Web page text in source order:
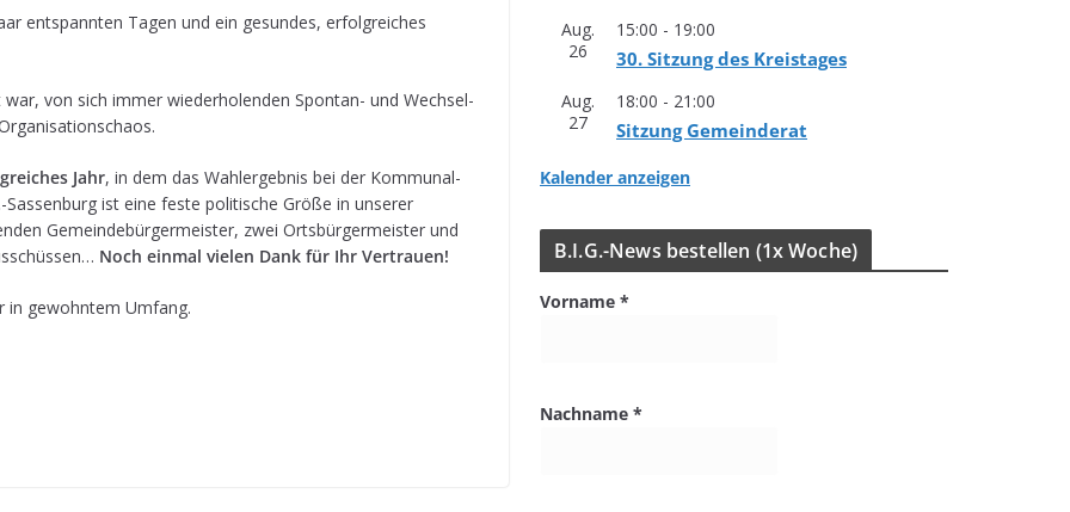
ent­spann­ten Tagen und ein gesun­des, erfolg­rei­ches
von sich immer wie­der­ho­len­den Spon­tan- und Wech­sel­
Jahr, in dem das Wahl­er­geb­nis bei der Kom­mu­nal­
ist eine feste poli­ti­sche Größe in unse­rer
Gemein­de­bür­ger­meis­ter, zwei Orts­bür­ger­meis­ter und
Noch ein­mal vie­len Dank für Ihr Vertrauen!
in gewohn­tem Umfang.
Aug.
26
15:00 - 19:00
30. Sit­zung des Kreistages
Aug.
27
18:00 - 21:00
Sit­zung Gemeinderat
Kalender anzeigen
B.I.G.-News bestel­len (1x Woche)
Vorname *
Nachname *